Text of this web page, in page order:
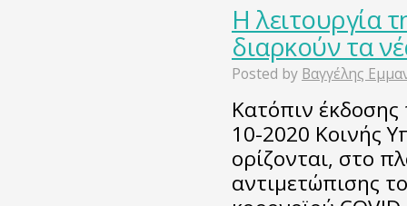
Η λειτουργία
διαρκούν τα
Posted by Βαγγέλης
Κατόπιν
10-2020 Κοινής
ορίζονται, στο
αντιμετώπισης